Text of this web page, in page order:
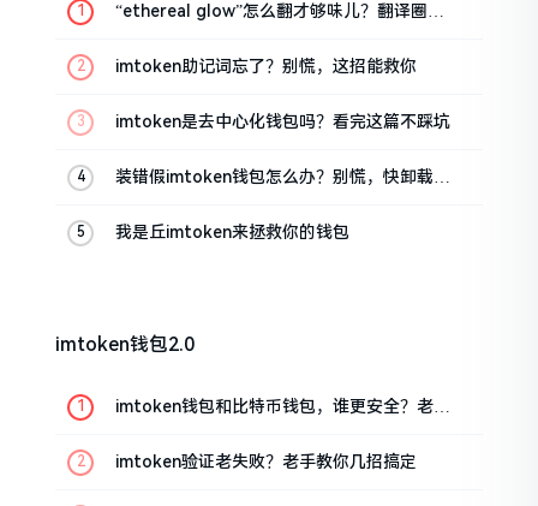
“ethereal glow”怎么翻才够味儿？翻译圈老
imtoken助记词忘了？别慌，这招能救你
imtoken是去中心化钱包吗？看完这篇不踩坑
装错假imtoken钱包怎么办？别慌，快卸载，
我是丘imtoken来拯救你的钱包
imtoken钱包2.0
imtoken钱包和比特币钱包，谁更安全？老玩
imtoken验证老失败？老手教你几招搞定